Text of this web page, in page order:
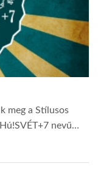
meg a Stílusos
nevű…